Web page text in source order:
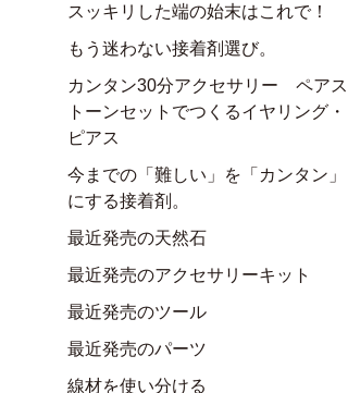
スッキリした端の始末はこれで！
もう迷わない接着剤選び。
カンタン30分アクセサリー ペアス
トーンセットでつくるイヤリング・
ピアス
今までの「難しい」を「カンタン」
にする接着剤。
最近発売の天然石
最近発売のアクセサリーキット
最近発売のツール
最近発売のパーツ
線材を使い分ける